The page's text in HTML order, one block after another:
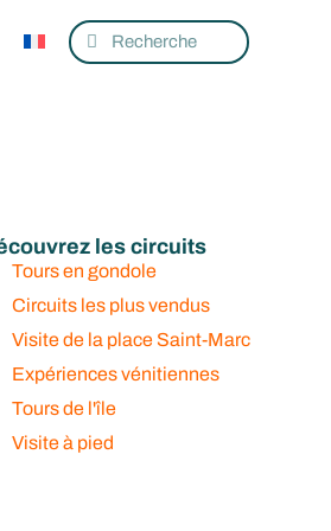
+
les circuits
Tours en gondole
Circuits les plus vendus
Visite de la place Saint-Marc
Expériences vénitiennes
Tours de l'île
Visite à pied